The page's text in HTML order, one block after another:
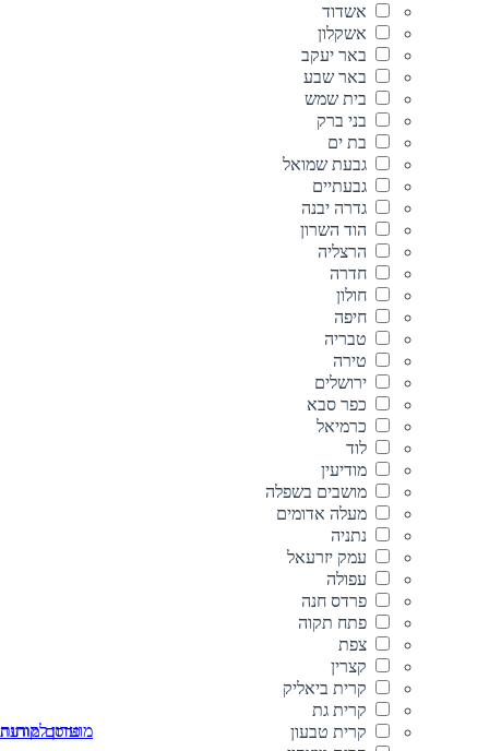
אשדוד
אשקלון
באר יעקב
באר שבע
בית שמש
בני ברק
בת ים
גבעת שמואל
גבעתיים
גדרה יבנה
הוד השרון
הרצליה
חדרה
חולון
חיפה
טבריה
טירה
ירושלים
כפר סבא
כרמיאל
לוד
מודיעין
מושבים בשפלה
מעלה אדומים
נתניה
עמק יזרעאל
עפולה
פרדס חנה
פתח תקוה
צפת
קצרין
קרית ביאליק
קרית גת
קרית טבעון
פרסם מודעה
מועדון לקוחות